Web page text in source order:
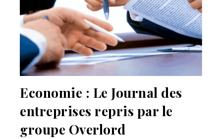
Economie : Le Journal des
entreprises repris par le
groupe Overlord